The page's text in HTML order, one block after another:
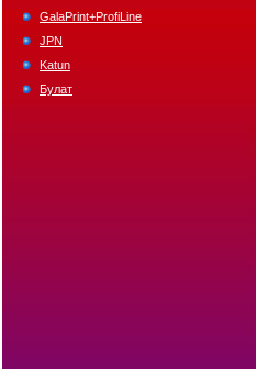
GalaPrint+ProfiLine
JPN
Katun
Булат